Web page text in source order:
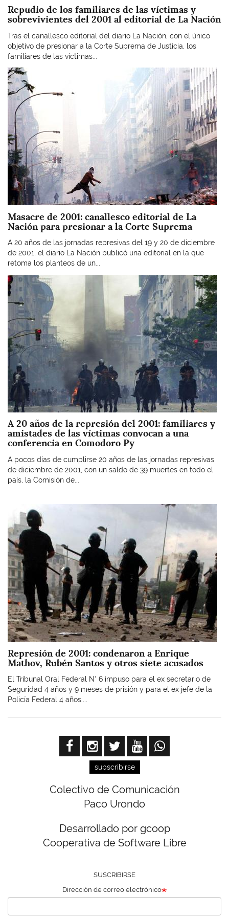
Repudio de los familiares de las víctimas y
sobrevivientes del 2001 al editorial de La Nación
Tras el canallesco editorial del diario La Nación, con el único
objetivo de presionar a la Corte Suprema de Justicia, los
familiares de las víctimas...
Imagen
Masacre de 2001: canallesco editorial de La
Nación para presionar a la Corte Suprema
A 20 años de las jornadas represivas del 19 y 20 de diciembre
de 2001, el diario La Nación publicó una editorial en la que
retoma los planteos de un...
Imagen
A 20 años de la represión del 2001: familiares y
amistades de las víctimas convocan a una
conferencia en Comodoro Py
A pocos días de cumplirse 20 años de las jornadas represivas
de diciembre de 2001, con un saldo de 39 muertes en todo el
país, la Comisión de...
Imagen
Represión de 2001: condenaron a Enrique
Mathov, Rubén Santos y otros siete acusados
El Tribunal Oral Federal N° 6 impuso para el ex secretario de
Seguridad 4 años y 9 meses de prisión y para el ex jefe de la
Policía Federal 4 años....
subscribirse
Colectivo de Comunicación
Paco Urondo
Desarrollado por gcoop
Cooperativa de Software Libre
SUSCRIBIRSE
Dirección de correo electrónico